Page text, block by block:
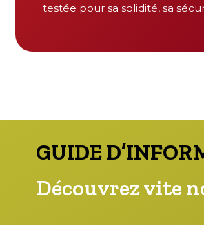
testée pour sa solidité, sa
GUIDE
Découvrez vite